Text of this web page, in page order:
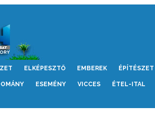
ELKÉPESZTŐ EMBEREK ÉPÍTÉSZET
ESEMÉNY VICCES ÉTEL-ITAL